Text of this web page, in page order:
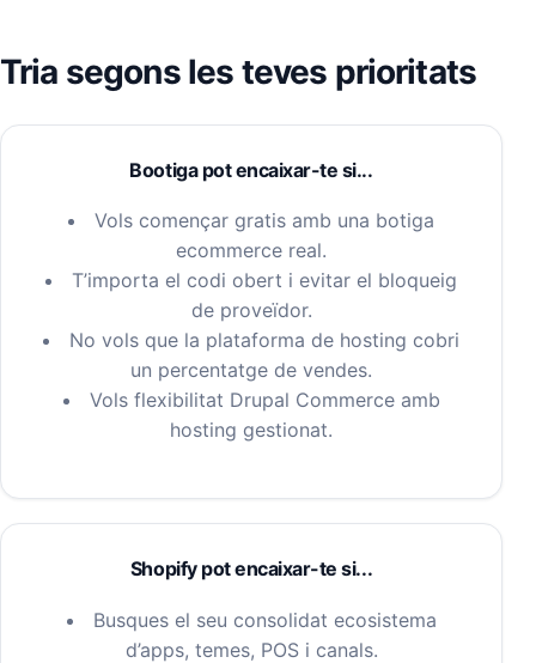
Tria segons les teves prioritats
Bootiga pot encaixar-te si...
Vols començar gratis amb una botiga
ecommerce real.
T’importa el codi obert i evitar el bloqueig
de proveïdor.
No vols que la plataforma de hosting cobri
un percentatge de vendes.
Vols flexibilitat Drupal Commerce amb
hosting gestionat.
Shopify pot encaixar-te si...
Busques el seu consolidat ecosistema
d’apps, temes, POS i canals.